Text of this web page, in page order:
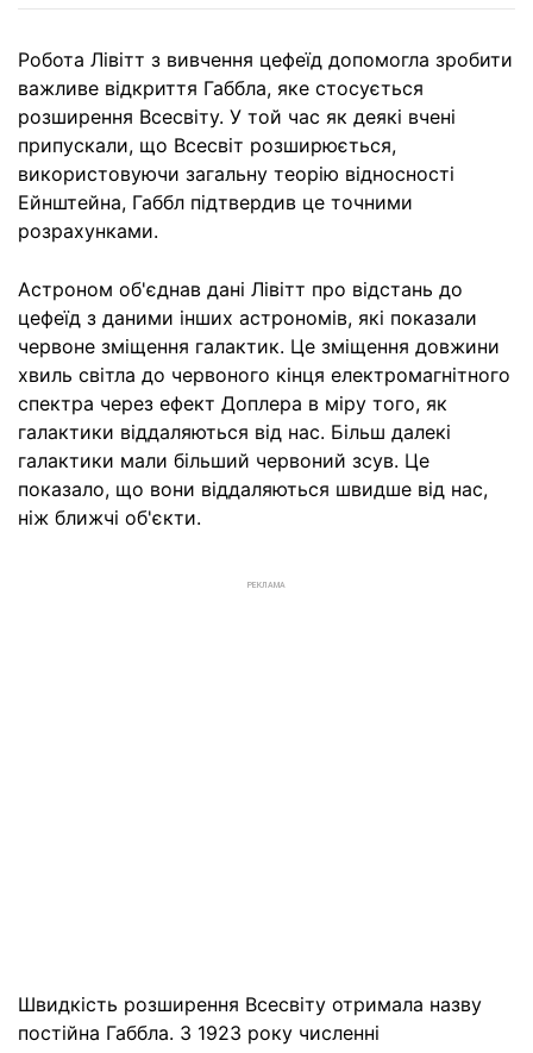
Робота Лівітт з вивчення цефеїд допомогла зробити
важливе відкриття Габбла, яке стосується
розширення Всесвіту. У той час як деякі вчені
припускали, що Всесвіт розширюється,
використовуючи загальну теорію відносності
Ейнштейна, Габбл підтвердив це точними
розрахунками.
Астроном об'єднав дані Лівітт про відстань до
цефеїд з даними інших астрономів, які показали
червоне зміщення галактик. Це зміщення довжини
хвиль світла до червоного кінця електромагнітного
спектра через ефект Доплера в міру того, як
галактики віддаляються від нас. Більш далекі
галактики мали більший червоний зсув. Це
показало, що вони віддаляються швидше від нас,
ніж ближчі об'єкти.
РЕКЛАМА
Швидкість розширення Всесвіту отримала назву
постійна Габбла. З 1923 року численні